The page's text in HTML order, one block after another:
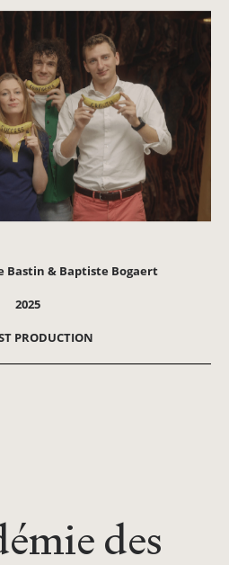
Bastin & Baptiste Bogaert
2025
PRODUCTION
des